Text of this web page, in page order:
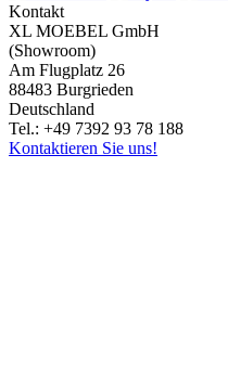
Kontakt
XL MOEBEL GmbH
(Showroom)
Am Flugplatz 26
88483 Burgrieden
Deutschland
Tel.: +49 7392 93 78 188
Kontaktieren Sie uns!